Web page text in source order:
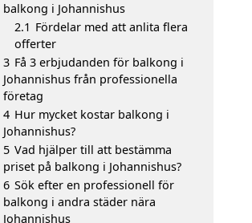
balkong i Johannishus
2.1 Fördelar med att anlita flera
offerter
3 Få 3 erbjudanden för balkong i
Johannishus från professionella
företag
4 Hur mycket kostar balkong i
Johannishus?
5 Vad hjälper till att bestämma
priset på balkong i Johannishus?
6 Sök efter en professionell för
balkong i andra städer nära
Johannishus